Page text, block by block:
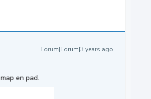
Forum|Forum|3 years ago
en pad.